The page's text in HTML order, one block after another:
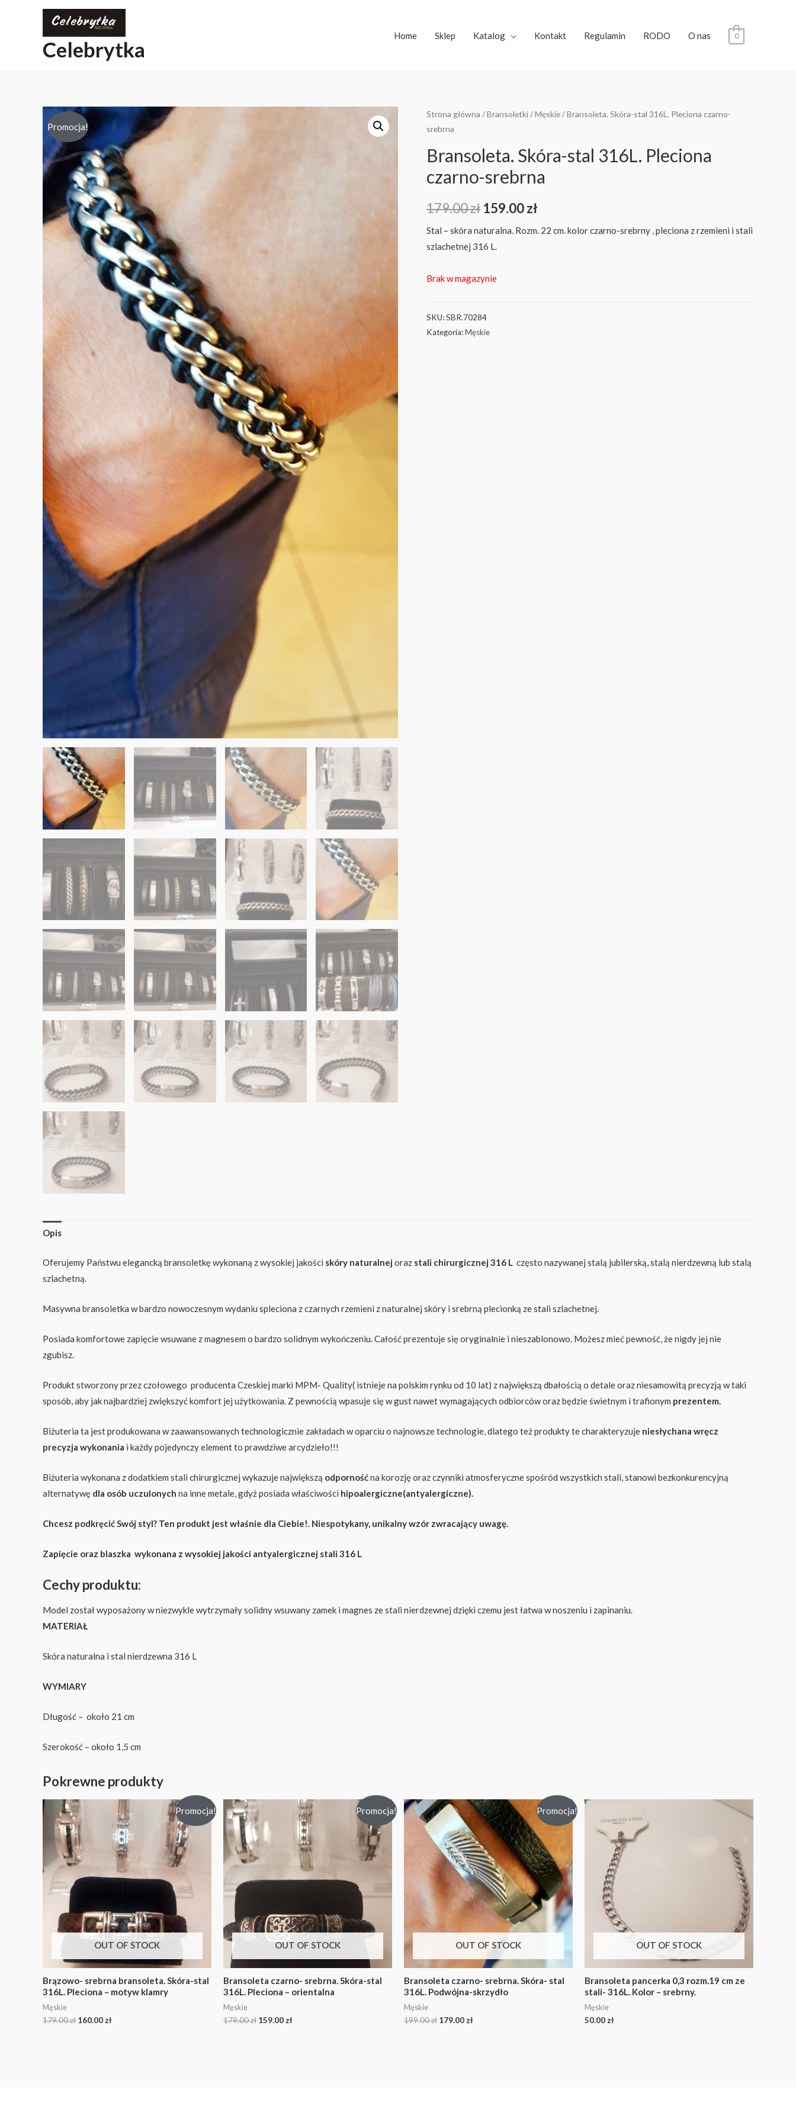
Celebrytka
Home Sklep Katalog Kontakt Regulamin RODO O nas 0
Promocja!
Strona główna /Bransoletki/Męskie/ Bransoleta. Skóra-stal 316L. Pleciona czarno-
srebrna
Bransoleta. Skóra-stal 316L. Pleciona
czarno-srebrna
179.00zł 159.00zł
Stal – skóra naturalna. Rozm. 22 cm. kolor czarno-srebrny , pleciona z rzemieni i stali
szlachetnej 316 L.
Brak w magazynie
SKU:SBR.70284
Kategoria:Męskie
Opis
Oferujemy Państwu elegancką bransoletkę wykonaną z wysokiej jakości skóry naturalnej oraz stali chirurgicznej 316 L często nazywanej stalą jubilerską, stalą nierdzewną lub stalą
szlachetną.
Masywna bransoletka w bardzo nowoczesnym wydaniu spleciona z czarnych rzemieni z naturalnej skóry i srebrną plecionką ze stali szlachetnej.
Posiada komfortowe zapięcie wsuwane z magnesem o bardzo solidnym wykończeniu. Całość prezentuje się oryginalnie i nieszablonowo. Możesz mieć pewność, że nigdy jej nie
zgubisz.
Produkt stworzony przez czołowego producenta Czeskiej marki MPM- Quality( istnieje na polskim rynku od 10 lat) z największą dbałością o detale oraz niesamowitą precyzją w taki
sposób, aby jak najbardziej zwiększyć komfort jej użytkowania. Z pewnością wpasuje się w gust nawet wymagających odbiorców oraz będzie świetnym i trafionym prezentem.
Biżuteria ta jest produkowana w zaawansowanych technologicznie zakładach w oparciu o najnowsze technologie, dlatego też produkty te charakteryzuje niesłychana wręcz
precyzja wykonania i każdy pojedynczy element to prawdziwe arcydzieło!!!
Biżuteria wykonana z dodatkiem stali chirurgicznej wykazuje największą odpornośćna korozję oraz czynniki atmosferyczne spośród wszystkich stali, stanowi bezkonkurencyjną
alternatywę dla osób uczulonych na inne metale, gdyż posiada właściwości hipoalergiczne(antyalergiczne).
Chcesz podkręcić Swój styl? Ten produkt jest właśnie dla Ciebie!. Niespotykany, unikalny wzór zwracający uwagę.
Zapięcie oraz blaszka wykonana z wysokiej jakości antyalergicznej stali 316 L
Cechy produktu:
Model został wyposażony w niezwykle wytrzymały solidny wsuwany zamek i magnes ze stali nierdzewnej dzięki czemu jest łatwa w noszeniu i zapinaniu.
MATERIAŁ
Skóra naturalna i stal nierdzewna 316 L
WYMIARY
Długość – około 21 cm
Szerokość – około 1,5 cm
Pokrewne produkty
Promocja!
OUT OF STOCK
Brązowo- srebrna bransoleta. Skóra-stal
316L. Pleciona – motyw klamry
Męskie
179.00zł 160.00 zł
Promocja!
OUT OF STOCK
Bransoleta czarno- srebrna. Skóra-stal
316L. Pleciona – orientalna
Męskie
179.00zł 159.00 zł
Promocja!
OUT OF STOCK
Bransoleta czarno- srebrna. Skóra- stal
316L. Podwójna-skrzydło
Męskie
199.00zł 179.00 zł
OUT OF STOCK
Bransoleta pancerka 0,3 rozm.19 cm ze
stali- 316L. Kolor – srebrny.
Męskie
50.00 zł